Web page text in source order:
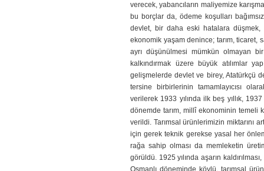
verecek, ya­bancıların maliyemize
bu borçlar da, ödeme koşulları
devlet, bir daha eski hatalara düşmek,
ekonomik yaşam denince; tarım, ticaret,
ayrı düşünülmesi mümkün olmayan
kalkındırmak üzere büyük atılımlar
gelişmelerde devlet ve birey, Atatürkçü
tersine birbirlerinin tamamlayıcısı
verilerek 1933 yılında ilk beş yıllık,
dönemde tarım, millî ekonominin temeli
verildi. Tarımsal ürünlerimizin miktarını
için gerek teknik gerekse yasal her
rağa sahip olması da memleketin
görüldü. 1925 yılında aşarın
Osmanlı döneminde köylü, tarımsal